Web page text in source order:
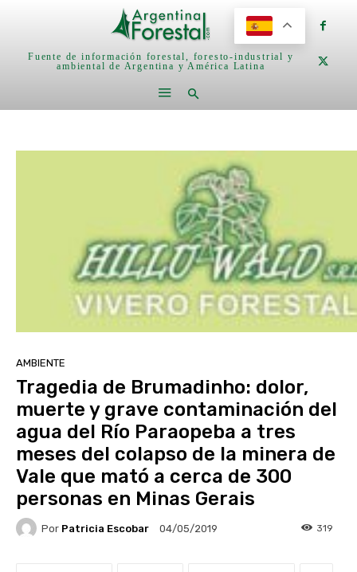
Fuente de información forestal, foresto-industrial y
ambiental de Argentina y América Latina
AMBIENTE
Tragedia de Brumadinho: dolor,
muerte y grave contaminación del
agua del Río Paraopeba a tres
meses del colapso de la minera de
Vale que mató a cerca de 300
personas en Minas Gerais
Por Patricia Escobar 04/05/2019 319